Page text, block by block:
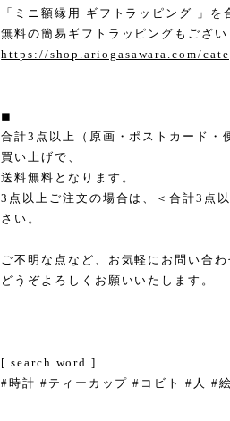
「ミニ額縁用 ギフトラッピング 」を
無料の簡易ギフトラッピングもござい
https://shop.ariogasawara.com/
◼︎
合計3点以上（原画・ポストカード・
買い上げで、
送料無料となります。
3点以上ご注文の場合は、＜合計3点
さい。
ご不明な点など、お気軽にお問い合わ
どうぞよろしくお願いいたします。
[ search word ]
#時計 #ティーカップ #コビト #人 #